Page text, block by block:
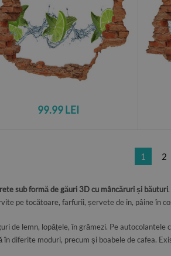
99.99 LEI
1 2
sub formă de găuri 3D cu mâncăruri și băuturi
pe tocătoare, farfurii, șervete de in, pâine în
de lemn, lopățele, în grămezi. Pe
diferite moduri, precum și boabele de cafea.